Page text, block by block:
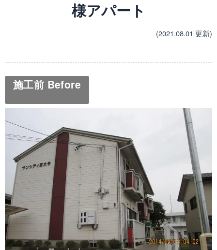
様アパート
(2021.08.01 更新)
施工前 Before